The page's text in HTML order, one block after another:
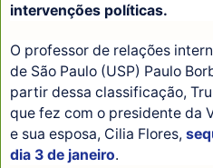
intervenções políticas.
O professor de relações
de São Paulo (USP) Paulo
partir dessa classificação,
que fez com o presidente da
e sua esposa, Cilia Flores,
dia 3 de janeiro.